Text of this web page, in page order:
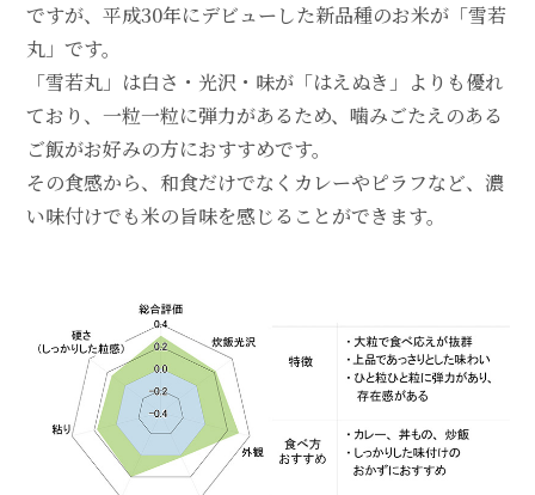
ですが、平成30年にデビューした新品種のお米が「雪若
丸」です。
「雪若丸」は白さ・光沢・味が「はえぬき」よりも優れ
ており、一粒一粒に弾力があるため、噛みごたえのある
ご飯がお好みの方におすすめです。
その食感から、和食だけでなくカレーやピラフなど、濃
い味付けでも米の旨味を感じることができます。